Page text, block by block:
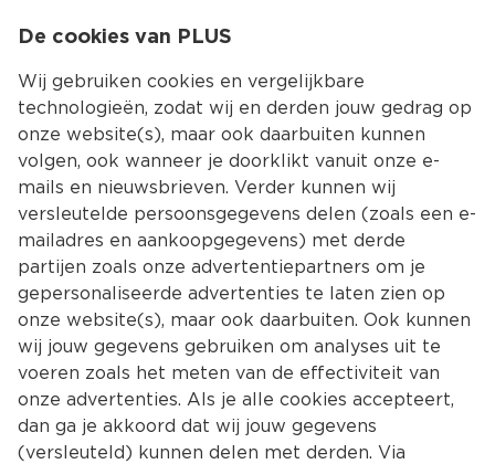
Kies jouw
Terug Producten
De cookies van PLUS
Wij gebruiken cookies en vergelijkbare
technologieën, zodat wij en derden jouw gedrag op
onze website(s), maar ook daarbuiten kunnen
volgen, ook wanneer je doorklikt vanuit onze e-
mails en nieuwsbrieven. Verder kunnen wij
versleutelde persoonsgegevens delen (zoals een e-
mailadres en aankoopgegevens) met derde
partijen zoals onze advertentiepartners om je
gepersonaliseerde advertenties te laten zien op
onze website(s), maar ook daarbuiten. Ook kunnen
wij jouw gegevens gebruiken om analyses uit te
voeren zoals het meten van de effectiviteit van
onze advertenties. Als je alle cookies accepteert,
dan ga je akkoord dat wij jouw gegevens
(versleuteld) kunnen delen met derden. Via